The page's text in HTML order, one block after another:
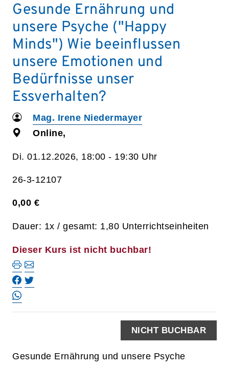
Gesunde Ernährung und
unsere Psyche ("Happy
Minds") Wie beeinflussen
unsere Emotionen und
Bedürfnisse unser
Essverhalten?
Mag. Irene Niedermayer
Online,
Di. 01.12.2026, 18:00 - 19:30 Uhr
26-3-12107
0,00 €
Dauer: 1x / gesamt: 1,80 Unterrichtseinheiten
Dieser Kurs ist nicht buchbar!
NICHT BUCHBAR
Gesunde Ernährung und unsere Psyche